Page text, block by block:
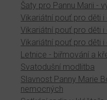
Šaty pro Pannu Marii -
Vikariátní pouť pro děti
Vikariátní pouť pro děti i
Vikariátní pouť pro děti i
Letnice - biřmování a
Svatodušní modlitba
Slavnost Panny Marie
nemocných